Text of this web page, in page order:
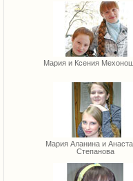
Мария и Ксения
Мария Аланина и
Степанова